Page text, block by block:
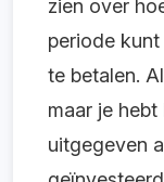
zien over
periode
te betalen.
maar je
uitgegeven